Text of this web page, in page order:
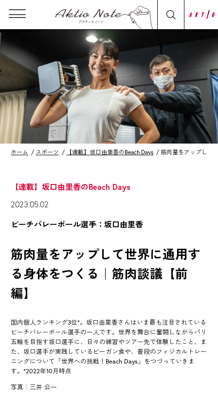
ホーム スポーツ 【連載】坂口由里香のBeach Days 筋肉量をアップして
【連載】坂口由里香のBeach Days
2023.05.02
ビーチバレーボール選手：坂口由里香
筋肉量をアップして世界に通用す
る身体をつくる｜筋肉談議【前
編】
国内個人ランキング3位*。坂口由里香さんはいま最も注目されている
ビーチバレーボール選手の一人です。世界を舞台に奮闘しながらパリ
五輪を目指す坂口選手に、日々の練習やツアー先で体験したこと、ま
た、坂口選手が実践しているビーガン食や、普段のフィジカルトレー
ニングについて「世界への挑戦！Beach Days」をつづっていきま
す。*2022年10月時点
写真：三井 公一